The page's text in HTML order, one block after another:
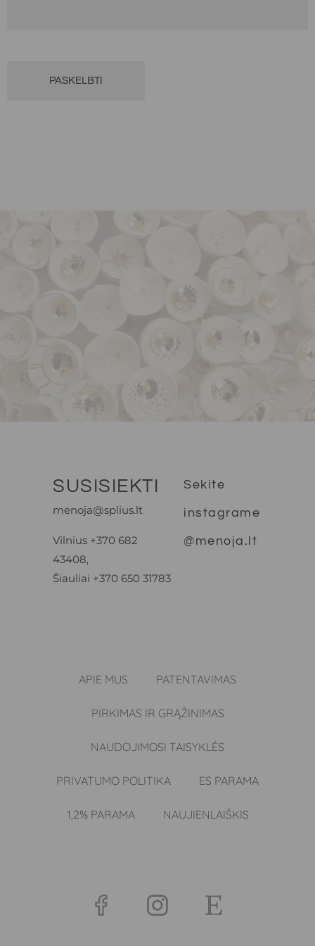
SUSISIEKTI
menoja@splius.lt
Vilnius +370 682
43408,
Šiauliai +370 650 31783
Sekite
instagrame
@menoja.lt
APIE MUS PATENTAVIMAS
PIRKIMAS IR GRĄŽINIMAS
NAUDOJIMOSI TAISYKLĖS
PRIVATUMO POLITIKA ES PARAMA
1,2% PARAMA NAUJIENLAIŠKIS